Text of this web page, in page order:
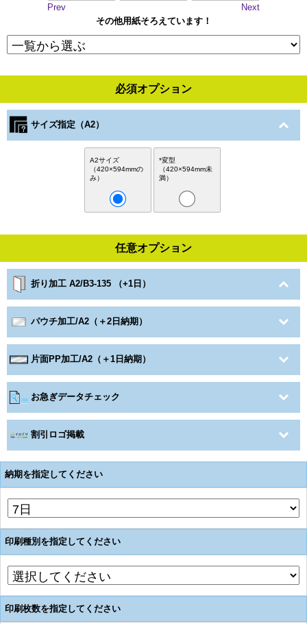
Prev
Next
その他用紙そろえています！
必須オプション
サイズ指定（A2）
A2サイズ
（420×594mmの
み）
*変型
（420×594mm未
満）
任意オプション
折り加工 A2/B3-135 （+1日）
パウチ加工/A2（＋2日納期）
片面PP加工/A2（＋1日納期）
お急ぎデータチェック
割引ロゴ掲載
納期を指定してください
印刷種別を指定してください
印刷枚数を指定してください